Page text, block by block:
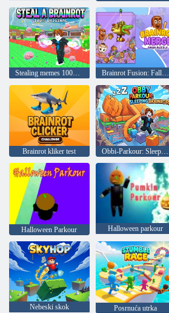
Stealing memes 100% originalni Brainrot Fusion: Falling Puzzle
Brainrot kliker test Obbi-Parkour: Sleeping Brainrot
Halloween Parkour Halloween parkour
Nebeski skok Posrnuća utrka